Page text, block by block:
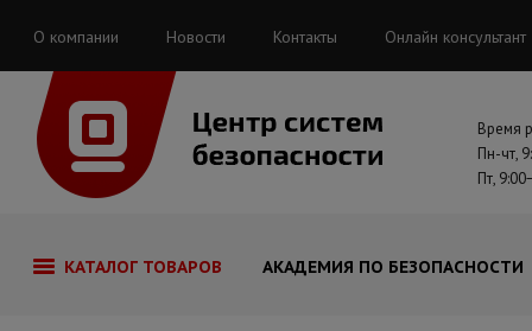
О компании Новости Контакты Онлайн консультант
Время
Пн-чт,
Пт,
КАТАЛОГ ТОВАРОВ АКАДЕМИЯ ПО БЕЗОПАСНОСТИ